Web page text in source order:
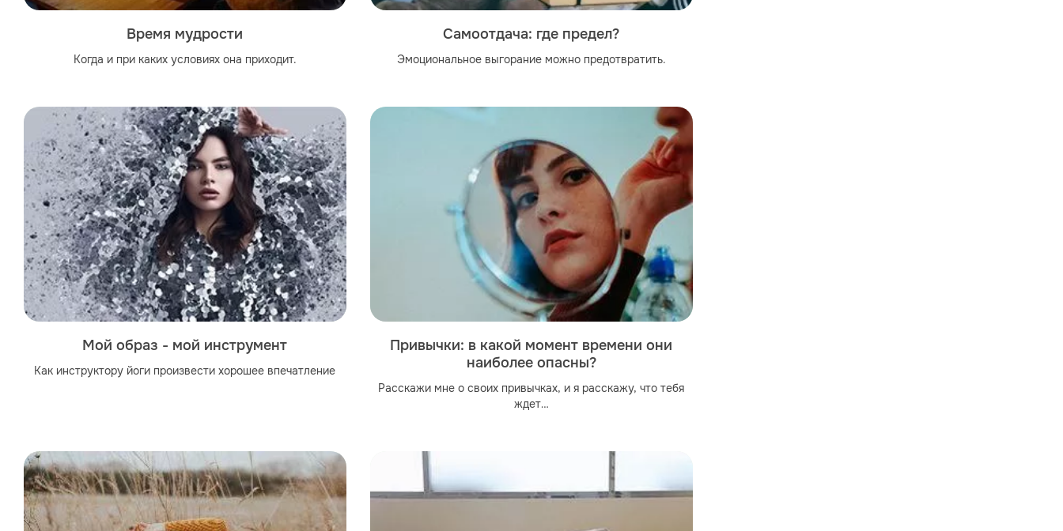
Время мудрости
Когда и при каких условиях она приходит.
Самоотдача: где предел?
Эмоциональное выгорание можно предотвратить.
Мой образ - мой инструмент
Как инструктору йоги произвести хорошее впечатление
Привычки: в какой момент времени они
наиболее опасны?
Расскажи мне о своих привычках, и я расскажу, что тебя
ждет…